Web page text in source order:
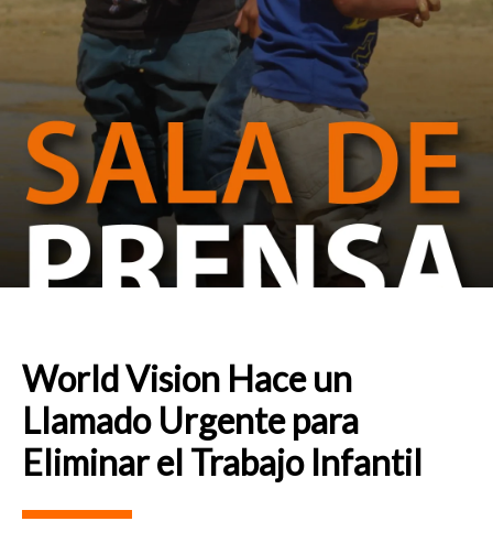
World Vision Hace un
Llamado Urgente para
Eliminar el Trabajo Infantil